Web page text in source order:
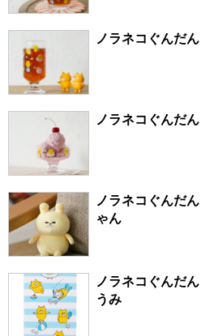
ノラネコぐんだ
ゃん
ノラネコぐんだ
うみ